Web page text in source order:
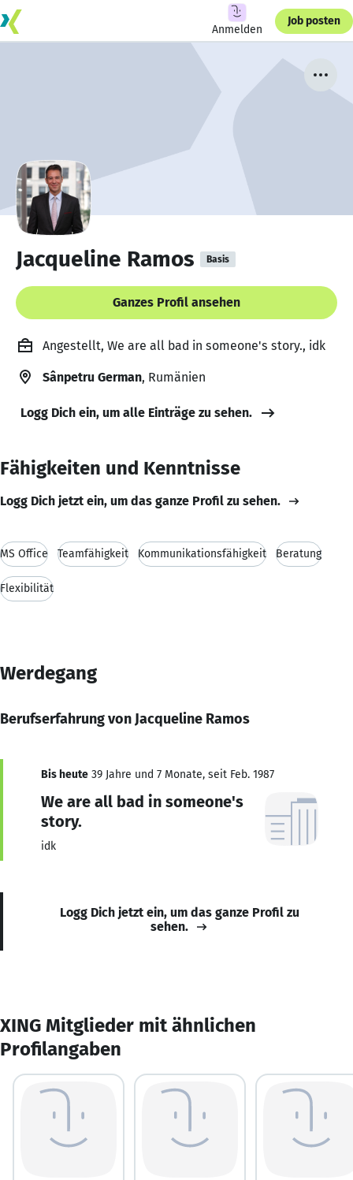
Anmelden
Job posten
Jacqueline Ramos Basis
Ganzes Profil ansehen
Angestellt, We are all bad in someone's story., idk
Sânpetru German, Rumänien
Logg Dich ein, um alle Einträge zu sehen.
Fähigkeiten und Kenntnisse
Logg Dich jetzt ein, um das ganze Profil zu sehen.
MS Office Teamfähigkeit Kommunikationsfähigkeit Beratung
Flexibilität
Werdegang
Berufserfahrung von Jacqueline Ramos
Bis heute 39 Jahre und 7 Monate, seit Feb. 1987
We are all bad in someone's
story.
idk
Logg Dich jetzt ein, um das ganze Profil zu
sehen.
XING Mitglieder mit ähnlichen
Profilangaben